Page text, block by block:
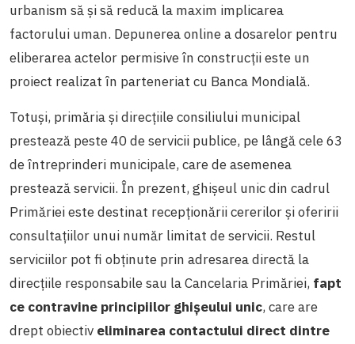
urbanism să și să reducă la maxim implicarea
factorului uman. Depunerea online a dosarelor pentru
eliberarea actelor permisive în construcții este un
proiect realizat în parteneriat cu Banca Mondială.
Totuși, primăria și direcțiile consiliului municipal
prestează peste 40 de servicii publice, pe lângă cele 63
de întreprinderi municipale, care de asemenea
prestează servicii. În prezent, ghișeul unic din cadrul
Primăriei este destinat recepționării cererilor și oferirii
consultațiilor unui număr limitat de servicii. Restul
serviciilor pot fi obținute prin adresarea directă la
direcțiile responsabile sau la Cancelaria Primăriei, fapt
ce contravine principiilor ghișeului unic, care are
drept obiectiv eliminarea contactului direct dintre